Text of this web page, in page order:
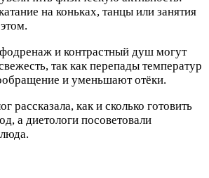
на коньках, танцы или занятия
и контрастный душ могут
так как перепады температур
и уменьшают отёки.
рассказала, как и сколько готовить
а диетологи посоветовали